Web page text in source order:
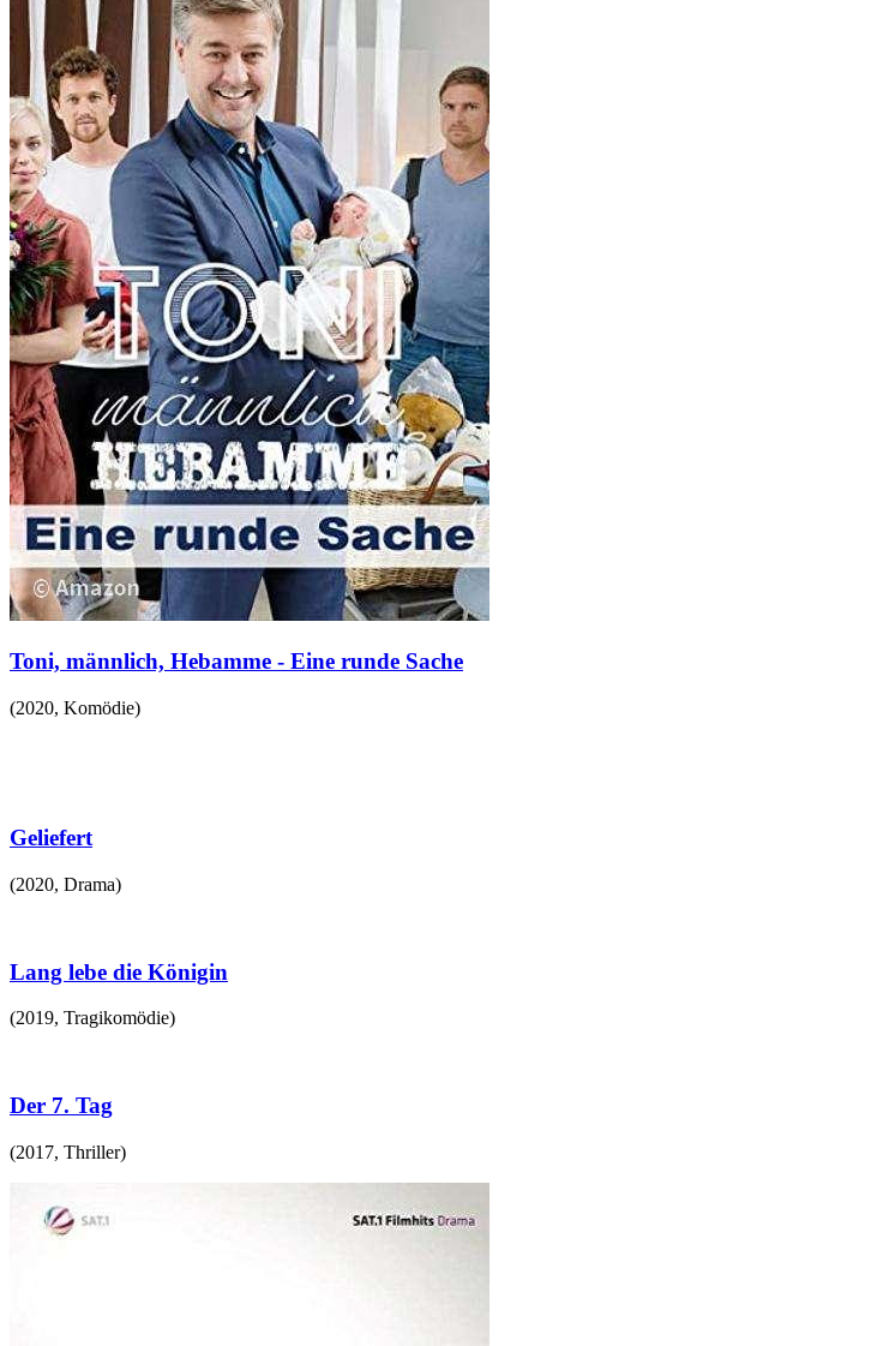
Toni, männlich, Hebamme - Eine runde Sache
(2020, Komödie)
Geliefert
(2020, Drama)
Lang lebe die Königin
(2019, Tragikomödie)
Der 7. Tag
(2017, Thriller)